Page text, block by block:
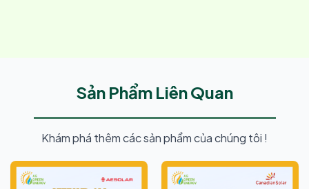
Sản Phẩm Liên Quan
Khám phá thêm các sản phẩm của chúng tôi !